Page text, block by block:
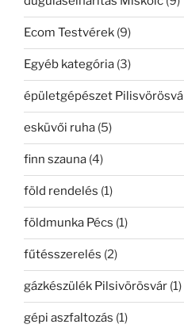
Ecom Testvérek (9)
Egyéb kategória (3)
épületgépészet Pilisvörösvá
esküvői ruha (5)
finn szauna (4)
föld rendelés (1)
földmunka Pécs (1)
fűtésszerelés (2)
gázkészülék Pilsivörösvár (1)
gépi aszfaltozás (1)